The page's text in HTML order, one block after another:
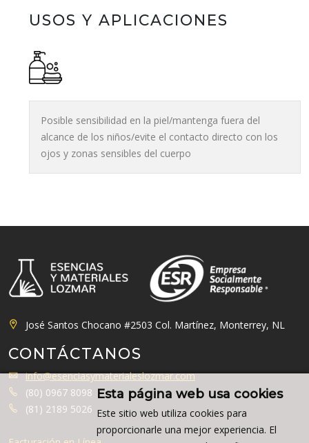
Esta página web usa cookies
Este sitio web utiliza cookies para
proporcionarle una mejor experiencia. El
USOS Y APLICACIONES
Posible sensibilidad en la piel/mantenga fuera del
alcance de los niños/evite el contacto directo con los
ojos y zonas sensibles del cuerpo
José Santos Chocano #2503 Col. Martínez, Monterrey, NL
CONTÁCTANOS
info@esenciasymaterialeslozmar.com
(80) 0967 8098
(81) 2189 5026